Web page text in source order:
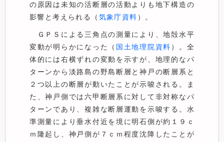
の原因は未知の活断層の活動よりも地下構造の
影響と考えられる（ 気象庁資料 ）。
ＧＰＳによる三角点の測量により、地殻水平
変動が明らかになった（ 国土地理院資料 ）。全
体的には右横ずれの変動を示すが、地理的なパ
ターンから淡路島の野島断層と神戸の断層系と
２つ以上の断層が動いたことが示唆される。ま
た、神戸側では六甲断層系に対して非対称なパ
ターンであり、複雑な断層運動を示唆する。水
準測量により垂水付近を境に明石側が約１９ｃ
ｍ隆起し、神戸側が７ｃｍ程度沈降したことが